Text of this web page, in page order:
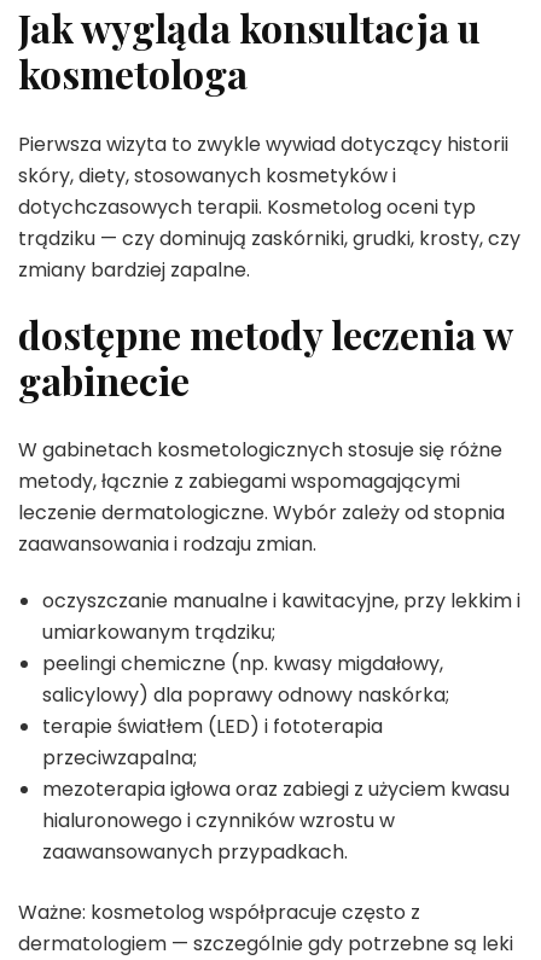
Jak wygląda konsultacja u
kosmetologa
Pierwsza wizyta to zwykle wywiad dotyczący historii
skóry, diety, stosowanych kosmetyków i
dotychczasowych terapii. Kosmetolog oceni typ
trądziku — czy dominują zaskórniki, grudki, krosty, czy
zmiany bardziej zapalne.
dostępne metody leczenia w
gabinecie
W gabinetach kosmetologicznych stosuje się różne
metody, łącznie z zabiegami wspomagającymi
leczenie dermatologiczne. Wybór zależy od stopnia
zaawansowania i rodzaju zmian.
oczyszczanie manualne i kawitacyjne, przy lekkim i
umiarkowanym trądziku;
peelingi chemiczne (np. kwasy migdałowy,
salicylowy) dla poprawy odnowy naskórka;
terapie światłem (LED) i fototerapia
przeciwzapalna;
mezoterapia igłowa oraz zabiegi z użyciem kwasu
hialuronowego i czynników wzrostu w
zaawansowanych przypadkach.
Ważne: kosmetolog współpracuje często z
dermatologiem — szczególnie gdy potrzebne są leki